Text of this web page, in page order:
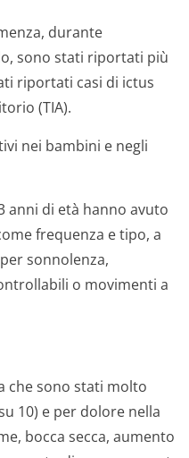
durante
sono stati riportati più
riportati casi di ictus
(TIA).
nei bambini e negli
anni di età hanno avuto
frequenza e tipo, a
sonnolenza,
o movimenti a
che sono stati molto
10) e per dolore nella
bocca secca, aumento